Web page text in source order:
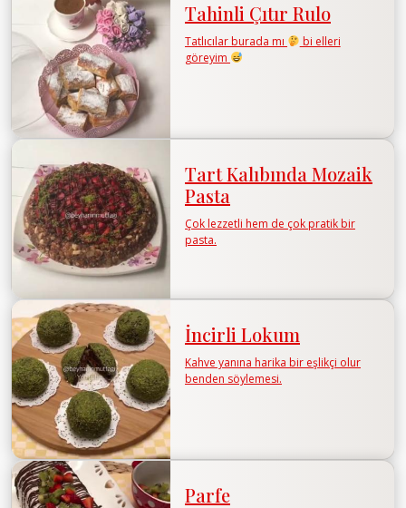
Tahinli Çıtır Rulo
Tatlıcılar burada mı
bi elleri
göreyim
Tart Kalıbında Mozaik
Pasta
Çok lezzetli hem de çok pratik bir
pasta.
İncirli Lokum
Kahve yanına harika bir eşlikçi olur
benden söylemesi.
Parfe